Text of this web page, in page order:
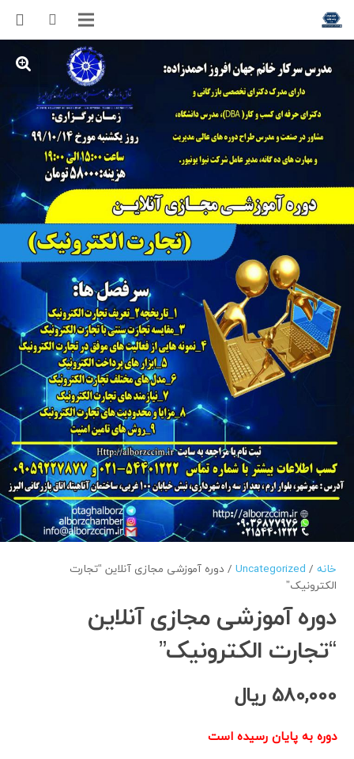
خانه /
Uncategorized / دوره آموزشی مجازی آنلاین “تجارت
الکترونیک”
دوره آموزشی مجازی آنلاین
“تجارت الکترونیک”
580,000 ریال
دوره به پایان رسیده است